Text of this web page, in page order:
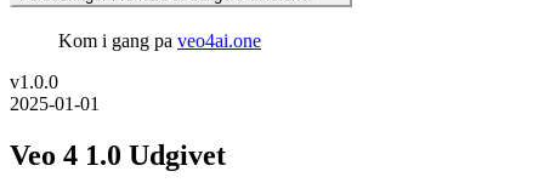
Kom i gang pa veo4ai.one
v1.0.0
2025-01-01
Veo 4 1.0 Udgivet